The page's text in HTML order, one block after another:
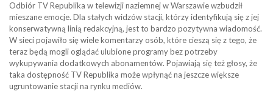
Odbiór TV Republika w telewizji naziemnej w Warszawie wzbudził
mieszane emocje. Dla stałych widzów stacji, którzy identyfikują się z jej
konserwatywną linią redakcyjną, jest to bardzo pozytywna wiadomość.
W sieci pojawiło się wiele komentarzy osób, które cieszą się z tego, że
teraz będą mogli oglądać ulubione programy bez potrzeby
wykupywania dodatkowych abonamentów. Pojawiają się też głosy, że
taka dostępność TV Republika może wpłynąć na jeszcze większe
ugruntowanie stacji na rynku mediów.